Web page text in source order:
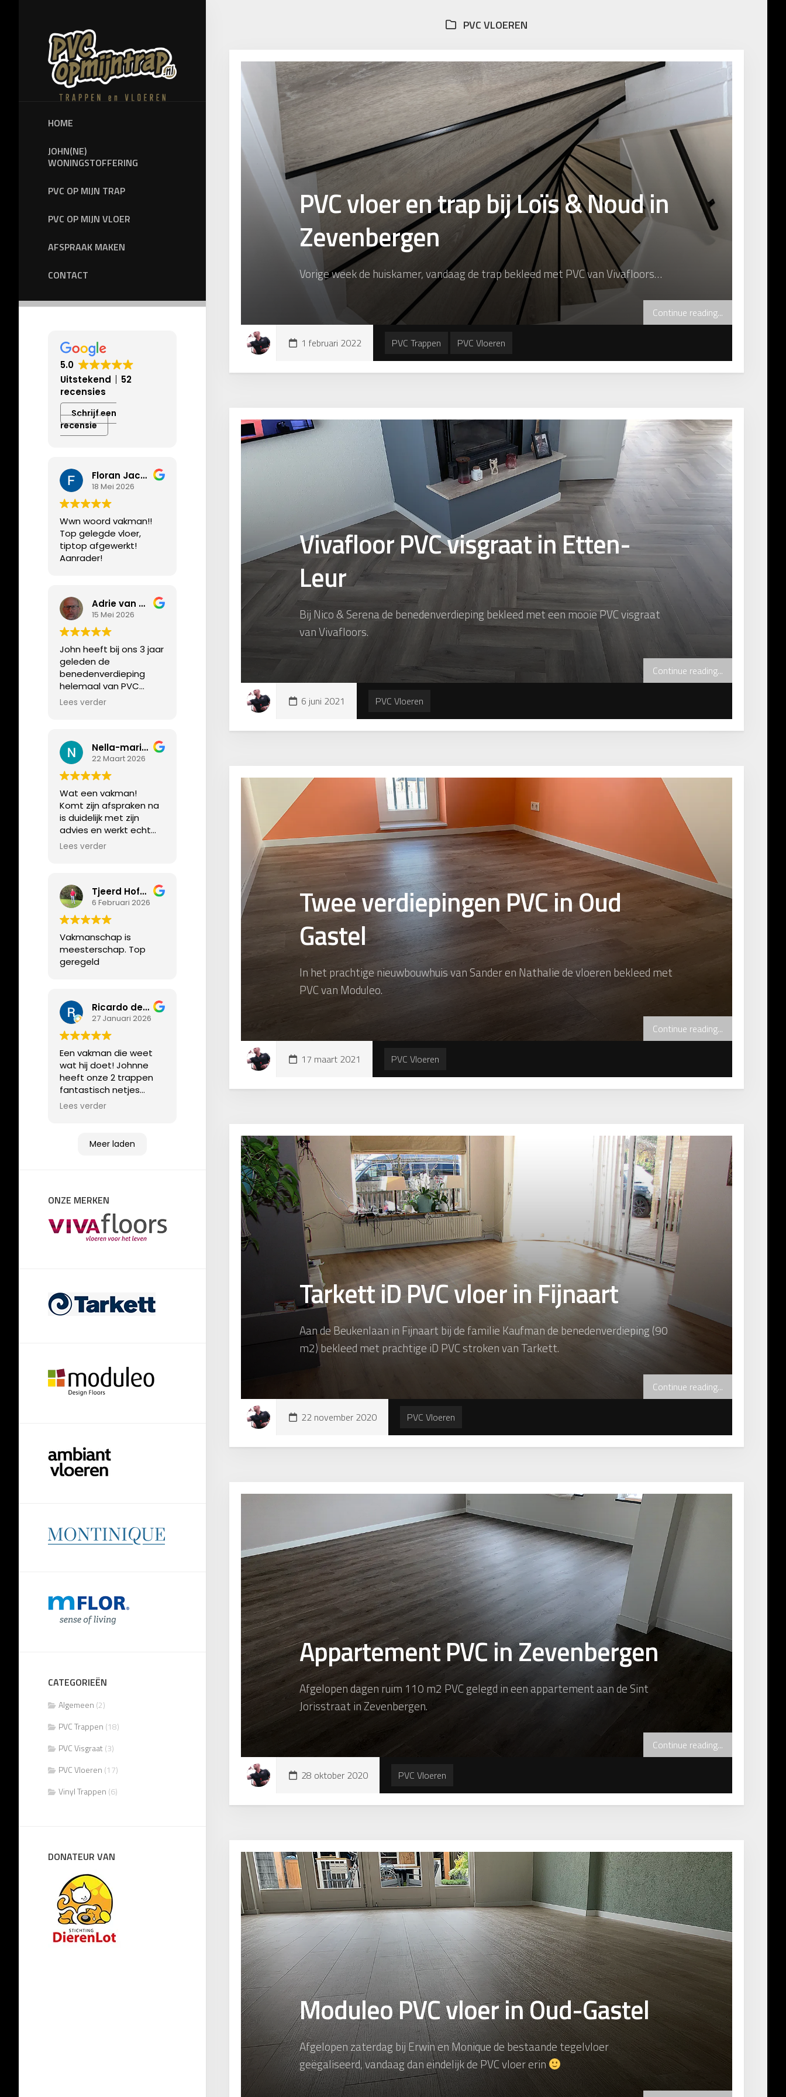
HOME
JOHN(NE)
WONINGSTOFFERING
PVC OP MIJN TRAP
PVC OP MIJN VLOER
AFSPRAAK MAKEN
CONTACT
5.0
Uitstekend
52
recensies
Schrijf een
recensie
Floran Jacobs
18 Mei 2026
Wwn woord vakman!!
Top gelegde vloer,
tiptop afgewerkt!
Aanrader!
Adrie van Rijsbergen
15 Mei 2026
John heeft bij ons 3 jaar
geleden de
benedenverdieping
helemaal van PVC
voorzien en onlangs
bovenverdieping en als
laatste ook onze trap.
Alles tiptop in orde.
John is een pietje
precies, we zijn erg blij
met het resultaat.
Lees verder
Nella-marie Leijs
22 Maart 2026
Wat een vakman!
Komt zijn afspraken na
is duidelijk met zijn
advies en werkt echt
heel precies!
Lees verder
Tjeerd Hofmeyer
6 Februari 2026
Vakmanschap is
meesterschap. Top
geregeld
Ricardo de Bruijn
27 Januari 2026
Een vakman die weet
wat hij doet! Johnne
heeft onze 2 trappen
fantastisch netjes
gestoffeerd. Het waren
weerhield hem niet om
Lees verder
Meer laden
ONZE MERKEN
CATEGORIEËN
Algemeen (2)
PVC Trappen (18)
PVC Visgraat(3)
PVC Vloeren (17)
Vinyl Trappen (6)
DONATEUR VAN
PVC VLOEREN
PVC vloer en trap bij Loïs & Noud in
Zevenbergen
Vorige week de huiskamer, vandaag de trap bekleed met PVC van Vivafloors…
Continue reading...
1 februari 2022 PVC Trappen PVC Vloeren
Vivafloor PVC visgraat in Etten-
Leur
Bij Nico & Serena de benedenverdieping bekleed met een mooie PVC visgraat
van Vivafloors.
Continue reading...
6 juni 2021 PVC Vloeren
Twee verdiepingen PVC in Oud
Gastel
In het prachtige nieuwbouwhuis van Sander en Nathalie de vloeren bekleed met
PVC van Moduleo.
Continue reading...
17 maart 2021 PVC Vloeren
Tarkett iD PVC vloer in Fijnaart
Aan de Beukenlaan in Fijnaart bij de familie Kaufman de benedenverdieping (90
m2) bekleed met prachtige iD PVC stroken van Tarkett.
Continue reading...
22 november 2020 PVC Vloeren
Appartement PVC in Zevenbergen
Afgelopen dagen ruim 110 m2 PVC gelegd in een appartement aan de Sint
Jorisstraat in Zevenbergen.
Continue reading...
28 oktober 2020 PVC Vloeren
Moduleo PVC vloer in Oud-Gastel
Afgelopen zaterdag bij Erwin en Monique de bestaande tegelvloer
geëgaliseerd, vandaag dan eindelijk de PVC vloer erin